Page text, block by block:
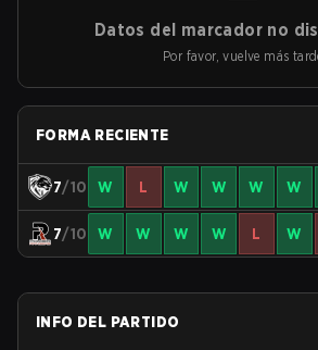
Datos del marcador no
Por favor, vuelve más
FORMA RECIENTE
7/10 W L W W W W
7/10 W W W W L W
INFO DEL PARTIDO